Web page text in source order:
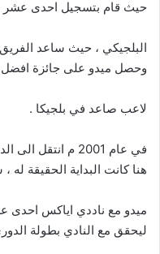
حيث قام بتسجيل احدى عشر
البلجيكي ، حيث ساعد
وحصل ميدو على جائزة افضل
لاعب صاعد في بلجيكا .
في عام 2001 م
هنا كانت البداية الحقيقة
ميدو مع ناددي اياكس احدى
ليحقق مع النادي بطولة